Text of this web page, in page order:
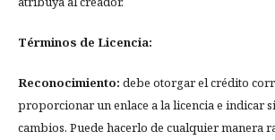
Términos de Licencia:
Reconocimiento: debe otorgar el crédito
proporcionar un enlace a la licencia e indicar
cambios. Puede hacerlo de cualquier manera